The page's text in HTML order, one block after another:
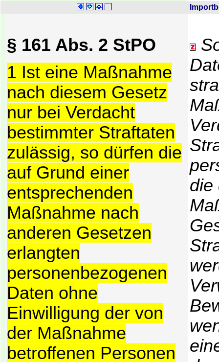
§ 161 Abs. 2 StPO
1 Ist eine Maßnahme
nach diesem Gesetz
nur bei Verdacht
bestimmter Straftaten
zulässig, so dürfen die
auf Grund einer
entsprechenden
Maßnahme nach
anderen Gesetzen
erlangten
personenbezogenen
Daten ohne
Einwilligung der von
der Maßnahme
betroffenen Personen
die